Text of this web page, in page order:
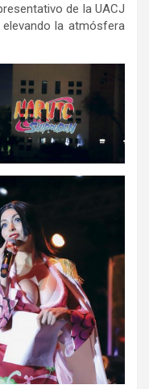
de la UACJ
la atmósfera